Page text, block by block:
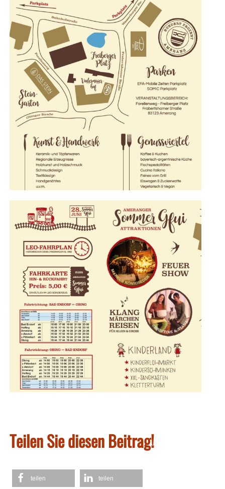
Teilen Sie diesen Beitrag!
teilen teilen